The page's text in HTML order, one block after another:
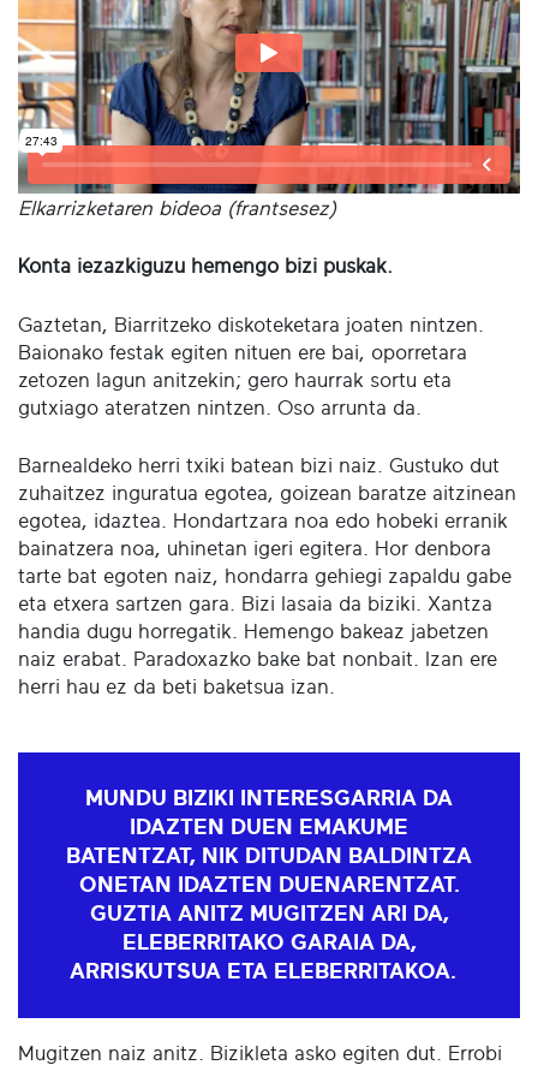
Elkarrizketaren bideoa (frantsesez)
Konta iezazkiguzu hemengo bizi puskak.
Gaztetan, Biarritzeko diskoteketara joaten nintzen.
Baionako festak egiten nituen ere bai, oporretara
zetozen lagun anitzekin; gero haurrak sortu eta
gutxiago ateratzen nintzen. Oso arrunta da.
Barnealdeko herri txiki batean bizi naiz. Gustuko dut
zuhaitzez inguratua egotea, goizean baratze aitzinean
egotea, idaztea. Hondartzara noa edo hobeki erranik
bainatzera noa, uhinetan igeri egitera. Hor denbora
tarte bat egoten naiz, hondarra gehiegi zapaldu gabe
eta etxera sartzen gara. Bizi lasaia da biziki. Xantza
handia dugu horregatik. Hemengo bakeaz jabetzen
naiz erabat. Paradoxazko bake bat nonbait. Izan ere
herri hau ez da beti baketsua izan.
MUNDU BIZIKI INTERESGARRIA DA
IDAZTEN DUEN EMAKUME
BATENTZAT, NIK DITUDAN BALDINTZA
ONETAN IDAZTEN DUENARENTZAT.
GUZTIA ANITZ MUGITZEN ARI DA,
ELEBERRITAKO GARAIA DA,
ARRISKUTSUA ETA ELEBERRITAKOA.
Mugitzen naiz anitz. Bizikleta asko egiten dut. Errobi